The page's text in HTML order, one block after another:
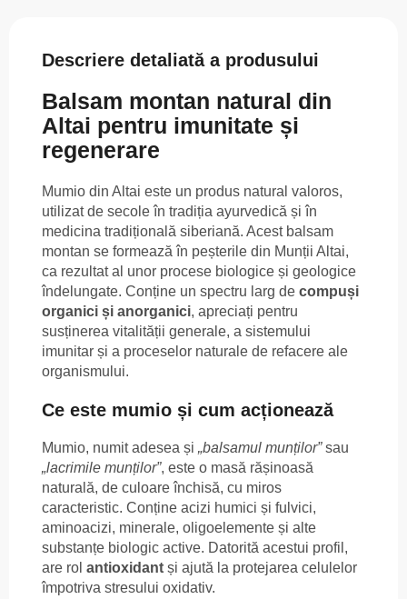
Descriere detaliată a produsului
Balsam montan natural din
Altai pentru imunitate și
regenerare
Mumio din Altai este un produs natural valoros,
utilizat de secole în tradiția ayurvedică și în
medicina tradițională siberiană. Acest balsam
montan se formează în peșterile din Munții Altai,
ca rezultat al unor procese biologice și geologice
îndelungate. Conține un spectru larg de compuși
organici și anorganici, apreciați pentru
susținerea vitalității generale, a sistemului
imunitar și a proceselor naturale de refacere ale
organismului.
Ce este mumio și cum acționează
Mumio, numit adesea și „balsamul munților”sau
„lacrimile munților”, este o masă rășinoasă
naturală, de culoare închisă, cu miros
caracteristic. Conține acizi humici și fulvici,
aminoacizi, minerale, oligoelemente și alte
substanțe biologic active. Datorită acestui profil,
are rol antioxidant și ajută la protejarea celulelor
împotriva stresului oxidativ.